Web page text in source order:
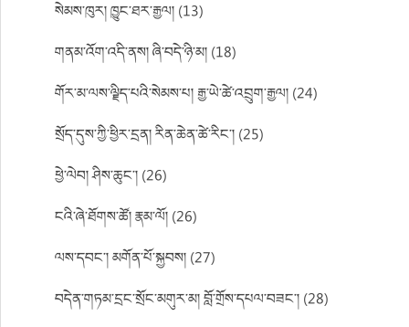
སེམས་ཁུར། ཁྱུང་ཐར་རྒྱལ། (13)
གནམ་འོག་འདི་ནས། ཞི་བདེ་ཉི་མ། (18)
གོར་མ་ལས་ལྗིད་པའི་སེམས་པ། རྒྱ་ཡེ་ཚེ་འབྲུག་རྒྱལ། (24)
སྲོད་དུས་ཀྱི་ཕྱིར་དྲན། རིན་ཆེན་ཚེ་རིང་། (25)
ཕྱེ་ལེབ། ཤིས་ཆུང་། (26)
ངའི་ཞེ་ཐོགས་ཚོ། རྣམ་ལོ། (26)
ལས་དབང་། མགོན་པོ་སྐྱབས། (27)
བདེན་གཏམ་དྲང་སྲོང་མགུར་མ། བློ་གྲོས་དཔལ་བཟང་། (28)